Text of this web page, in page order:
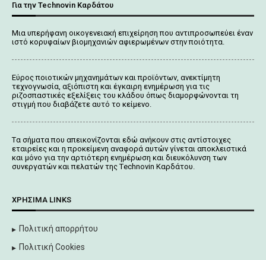
Για την Technovin Καρδάτου
Μια υπερήφανη οικογενειακή επιχείρηση που αντιπροσωπεύει έναν
ιστό κορυφαίων βιομηχανιών αφιερωμένων στην ποιότητα.
Εύρος ποιοτικών μηχανημάτων και προϊόντων, ανεκτίμητη
τεχνογνωσία, αξιόπιστη και έγκαιρη ενημέρωση για τις
ριζοσπαστικές εξελίξεις του κλάδου όπως διαμορφώνονται τη
στιγμή που διαβάζετε αυτό το κείμενο.
Tα σήματα που απεικονίζονται εδώ ανήκουν στις αντίστοιχες
εταιρείες και η προκείμενη αναφορά αυτών γίνεται αποκλειστικά
και μόνο για την αρτιότερη ενημέρωση και διευκόλυνση των
συνεργατών και πελατών της Τechnovin Kαρδάτου.
ΧΡΉΣΙΜΑ LINKS
Πολιτική απορρήτου
Πολιτική Cookies